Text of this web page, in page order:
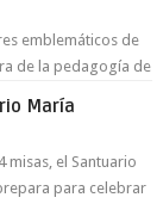
emblemáticos de
de la pedagogía de
María
misas, el Santuario
para celebrar